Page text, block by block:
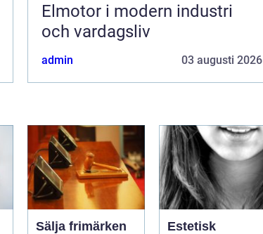
Elmotor i modern industri
och vardagsliv
admin 03 augusti 2026
Sälja frimärken
Estetisk